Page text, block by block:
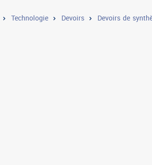
Technologie Devoirs Devoirs de